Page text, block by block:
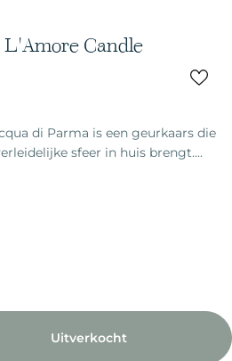
L'Amore Candle
di Parma is een geurkaars die
sfeer in huis brengt....
Acqua Di Parma Oh
Aantal Voor Acqua Di
Uitverkocht